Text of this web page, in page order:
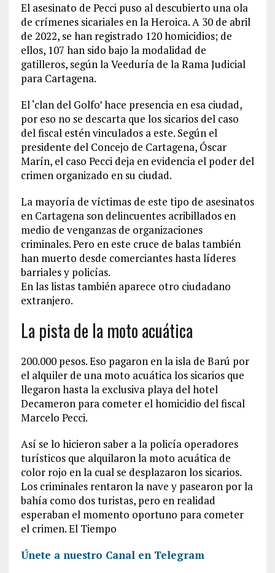
El asesinato de Pecci puso al descubierto una ola
de crímenes sicariales en la Heroica. A 30 de abril
de 2022, se han registrado 120 homicidios; de
ellos, 107 han sido bajo la modalidad de
gatilleros, según la Veeduría de la Rama Judicial
para Cartagena.
El ‘clan del Golfo’ hace presencia en esa ciudad,
por eso no se descarta que los sicarios del caso
del fiscal estén vinculados a este. Según el
presidente del Concejo de Cartagena, Óscar
Marín, el caso Pecci deja en evidencia el poder del
crimen organizado en su ciudad.
La mayoría de víctimas de este tipo de asesinatos
en Cartagena son delincuentes acribillados en
medio de venganzas de organizaciones
criminales. Pero en este cruce de balas también
han muerto desde comerciantes hasta líderes
barriales y policías.
En las listas también aparece otro ciudadano
extranjero.
La pista de la moto acuática
200.000 pesos. Eso pagaron en la isla de Barú por
el alquiler de una moto acuática los sicarios que
llegaron hasta la exclusiva playa del hotel
Decameron para cometer el homicidio del fiscal
Marcelo Pecci.
Así se lo hicieron saber a la policía operadores
turísticos que alquilaron la moto acuática de
color rojo en la cual se desplazaron los sicarios.
Los criminales rentaron la nave y pasearon por la
bahía como dos turistas, pero en realidad
esperaban el momento oportuno para cometer
el crimen. El Tiempo
Únete a nuestro Canal en Telegram